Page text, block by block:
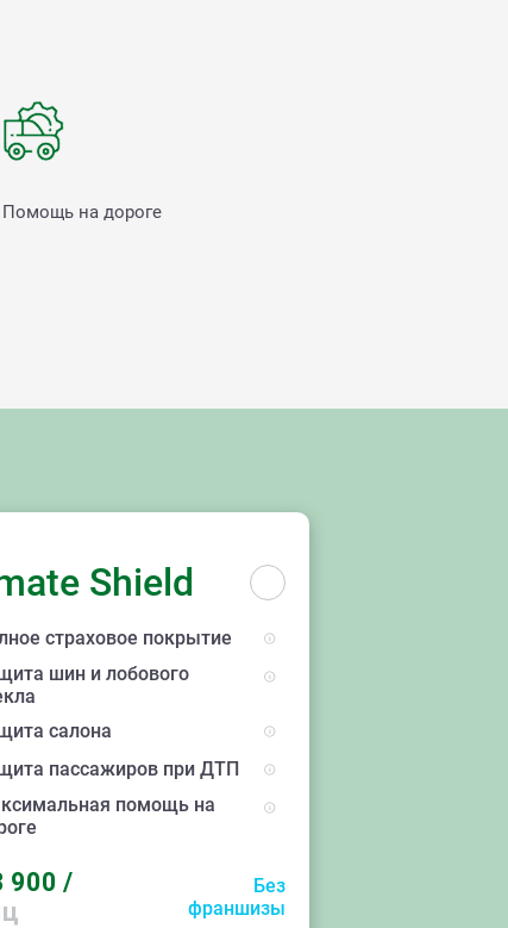
Помощь на дороге
Shield
страховое покрытие
шин и лобового
салона
пассажиров при ДТП
помощь на
900 /
Без
франшизы